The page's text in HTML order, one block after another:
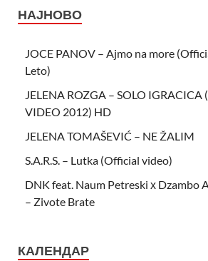
НАЈНОВО
JOCE PANOV – Ajmo na more
Leto)
JELENA ROZGA – SOLO IGRACICA
VIDEO 2012) HD
JELENA TOMAŠEVIĆ – NE ŽALIM
S.A.R.S. – Lutka (Official video)
DNK feat. Naum Petreski х Dzambo
– Zivote Brate
КАЛЕНДАР